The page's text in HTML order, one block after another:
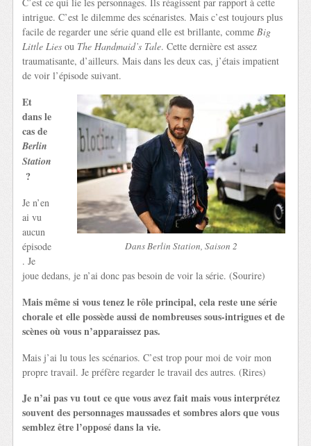
C’est ce qui lie les personnages. Ils réagissent par rapport à cette
intrigue. C’est le dilemme des scénaristes. Mais c’est toujours plus
facile de regarder une série quand elle est brillante, commeBig
Little Lies ou The Handmaid’s Tale. Cette dernière est assez
traumatisante, d’ailleurs. Mais dans les deux cas, j’étais impatient
de voir l’épisode suivant.
Dans Berlin Station, Saison 2
Et
dans le
cas de
Berlin
Station
?
Je n’en
ai vu
aucun
épisode
. Je
joue dedans, je n’ai donc pas besoin de voir la série. (Sourire)
Mais même si vous tenez le rôle principal, cela reste une série
chorale et elle possède aussi de nombreuses sous-intrigues et de
scènes où vous n’apparaissez pas.
Mais j’ai lu tous les scénarios. C’est trop pour moi de voir mon
propre travail. Je préfère regarder le travail des autres. (Rires)
Je n’ai pas vu tout ce que vous avez fait mais vous interprétez
souvent des personnages maussades et sombres alors que vous
semblez être l’opposé dans la vie.